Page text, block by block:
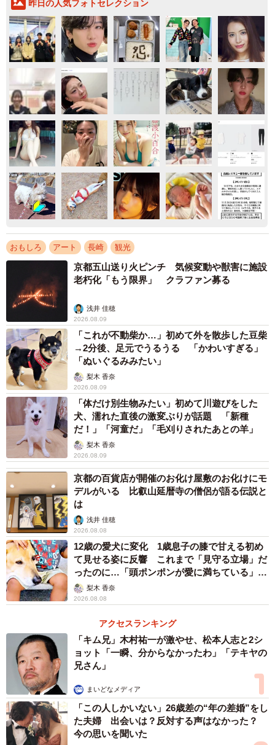
昨日の人気フォトセレクション
おもしろ アート 長崎 観光
京都五山送り火ピンチ 気候変動や獣害に施設
老朽化「もう限界」 クラファン募る
浅井 佳穂
2026.08.09
「これが不動柴か…」初めて外を散歩した豆柴
→2分後、足元でうるうる 「かわいすぎる」
「ぬいぐるみみたい」
梨木 香奈
2026.08.09
「体だけ別生物みたい」初めて川遊びをした
犬、濡れた直後の激変ぶりが話題 「新種
だ！」「河童だ」「毛刈りされたあとの羊」
梨木 香奈
2026.08.09
京都の百貨店が開催のお化け屋敷のお化けにモ
デルがいる 比叡山延暦寺の僧侶が語る伝説と
は
浅井 佳穂
2026.08.08
12歳の愛犬に変化 1歳息子の膝で甘える初め
て見せる姿に反響 これまで「見守る立場」だ
ったのに…「頭ポンポンが愛に満ちている」
「尊…」
梨木 香奈
2026.08.08
アクセスランキング
「キム兄」木村祐一が激やせ、松本人志と2シ
ョット「一瞬、分からなかったわ」「テキヤの
兄さん」
まいどなメディア
「この人しかいない」26歳差の“年の差婚”をし
た夫婦 出会いは？反対する声はなかった？
今の思いを聞いた